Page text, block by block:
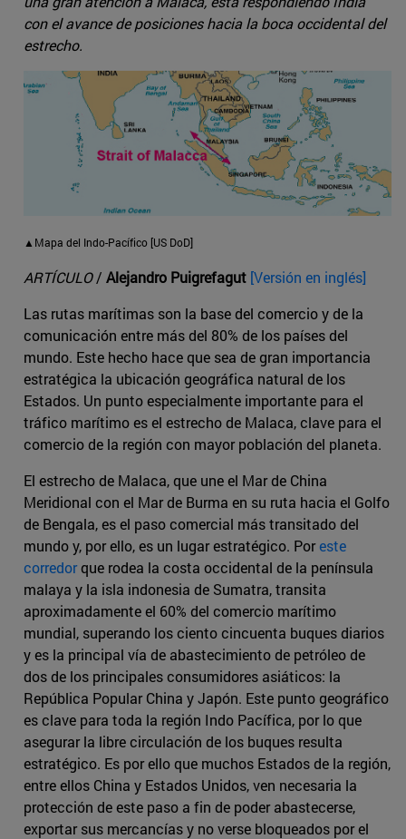
con el avance de posiciones hacia la boca occidental del
estrecho.
▲Mapa del Indo-Pacífico [US DoD]
ARTÍCULO/ Alejandro Puigrefagut [Versión en inglés]
Las rutas marítimas son la base del comercio y de la
comunicación entre más del 80% de los países del
mundo. Este hecho hace que sea de gran importancia
estratégica la ubicación geográfica natural de los
Estados. Un punto especialmente importante para el
tráfico marítimo es el estrecho de Malaca, clave para el
comercio de la región con mayor población del planeta.
El estrecho de Malaca, que une el Mar de China
Meridional con el Mar de Burma en su ruta hacia el Golfo
de Bengala, es el paso comercial más transitado del
mundo y, por ello, es un lugar estratégico. Poreste
corredorque rodea la costa occidental de la península
malaya y la isla indonesia de Sumatra, transita
aproximadamente el 60% del comercio marítimo
mundial, superando los ciento cincuenta buques diarios
y es la principal vía de abastecimiento de petróleo de
dos de los principales consumidores asiáticos: la
República Popular China y Japón. Este punto geográfico
es clave para toda la región Indo Pacífica, por lo que
asegurar la libre circulación de los buques resulta
estratégico. Es por ello que muchos Estados de la región,
entre ellos China y Estados Unidos, ven necesaria la
protección de este paso a fin de poder abastecerse,
exportar sus mercancías y no verse bloqueados por el